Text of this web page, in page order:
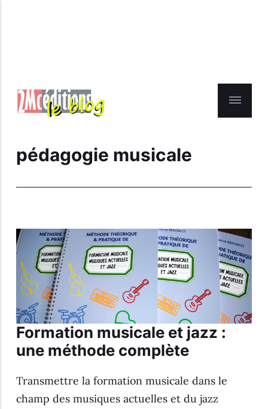
pédagogie musicale
Formation musicale et jazz :
une méthode complète
Transmettre la formation musicale dans le
champ des musiques actuelles et du jazz